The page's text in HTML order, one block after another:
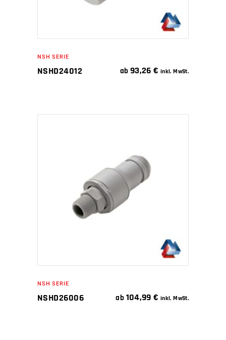
NSH SERIE
NSHD24012 ab 93,26€ inkl. MwSt.
IN DEN WARENKORB
NSH SERIE
NSHD26006 ab 104,99€ inkl. MwSt.